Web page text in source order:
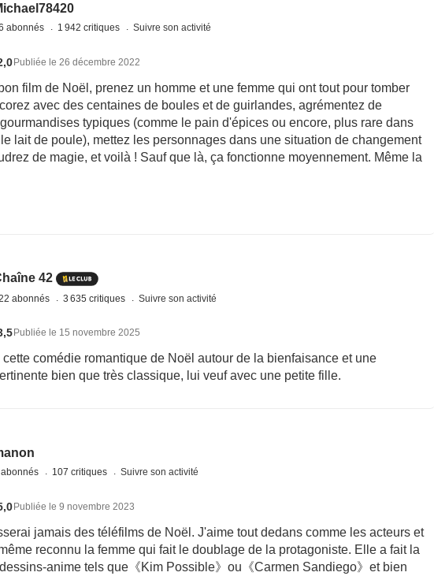
abonnés 1 942 critiques Suivre son activité
Publiée le 26 décembre 2022
film de Noël, prenez un homme et une femme qui ont tout pour tomber
avec des centaines de boules et de guirlandes, agrémentez de
typiques (comme le pain d'épices ou encore, plus rare dans
lait de poule), mettez les personnages dans une situation de changement
de magie, et voilà ! Sauf que là, ça fonctionne moyennement. Même la
42
abonnés 3 635 critiques Suivre son activité
Publiée le 15 novembre 2025
comédie romantique de Noël autour de la bienfaisance et une
bien que très classique, lui veuf avec une petite fille.
107 critiques Suivre son activité
Publiée le 9 novembre 2023
jamais des téléfilms de Noël. J'aime tout dedans comme les acteurs et
reconnu la femme qui fait le doublage de la protagoniste. Elle a fait la
anime tels que《Kim Possible》ou《Carmen Sandiego》et bien